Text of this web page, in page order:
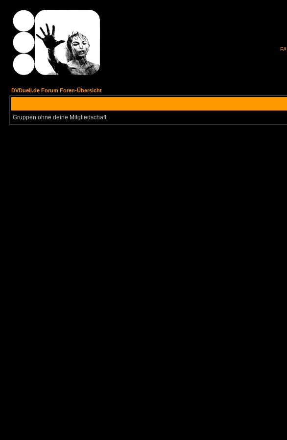
DVDuell.de Forum Foren-Übersicht
Gruppen ohne deine Mitgliedschaft